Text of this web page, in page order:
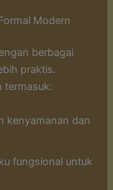
Modern
berbagai
praktis.
termasuk:
kenyamanan dan
fungsional untuk